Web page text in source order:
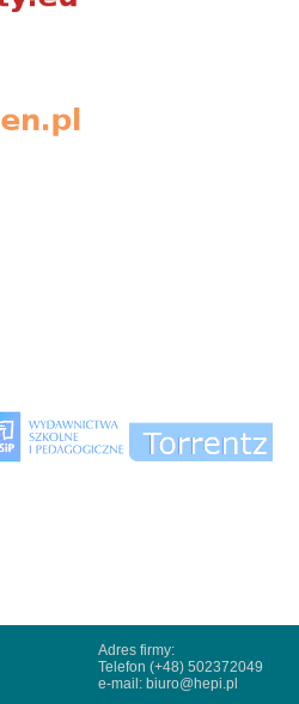
Adres firmy:
Telefon (+48) 502372049
e-mail: biuro@hepi.pl